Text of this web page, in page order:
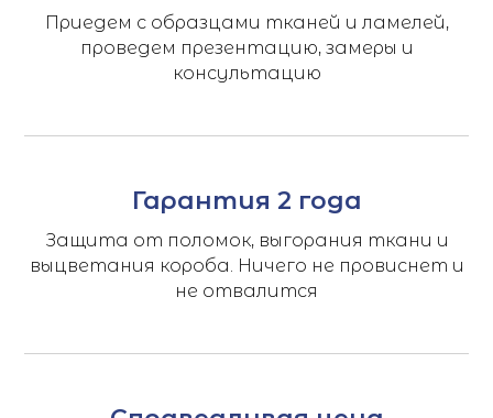
Приедем с образцами тканей и ламелей,
проведем презентацию, замеры и
консультацию
Гарантия 2 года
Защита от поломок, выгорания ткани и
выцветания короба. Ничего не провиснет и
не отвалится